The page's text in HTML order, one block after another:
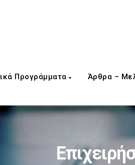
Προγράμματα Άρθρα –